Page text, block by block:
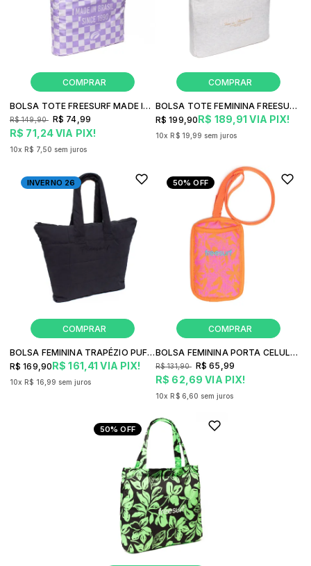
BOLSA TOTE FREESURF MADE IN BRASIL CASUAL
R$ 71,24VIA PIX!
R$ 149,90 R$ 74,99
10x R$ 7,50 sem juros
BOLSA TOTE FEMININA FREESURF TOTE CASUAL
R$ 189,91 VIA PIX!
R$ 199,90
10x R$ 19,99 sem juros
INVERNO 26
BOLSA FEMININA TRAPÉZIO PUFF FREESURF CASUAL
R$ 161,41 VIA PIX!
R$ 169,90
10x R$ 16,99 sem juros
50%OFF
BOLSA FEMININA PORTA CELULAR FREESURF FLORES NEON
R$ 62,69 VIA PIX!
R$ 131,90 R$ 65,99
10x R$ 6,60 sem juros
50%OFF